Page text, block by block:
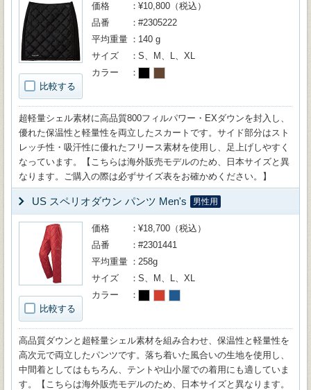
比較する
価格
¥10,800（税込）
品番
#2305222
平均重量
140 g
サイズ
S、M、L、XL
カラー
超軽量シェル素材に高品質800フィルパワー・EXダウンを封入し、
優れた保温性と軽量性を両立したスカートです。サイド部分はスト
レッチ性・吸汗性に優れたフリース素材を使用し、足上げしやすく
なっています。【こちらは海外販売モデルのため、日本サイズと異
なります。ご購入の際は必ずサイズ表をお確かめください。】
US スペリオダウン パンツ Men's 男性用
比較する
価格
¥18,700（税込）
品番
#2301441
平均重量
258g
サイズ
S、M、L、XL
カラー
高品質ダウンと超軽量シェル素材を組み合わせ、保温性と軽量性を
高次元で両立したパンツです。落ち着いた風合いの生地を使用し、
中間着としてはもちろん、テントや山小屋での着用にも適していま
す。【こちらは海外販売モデルのため、日本サイズと異なります。